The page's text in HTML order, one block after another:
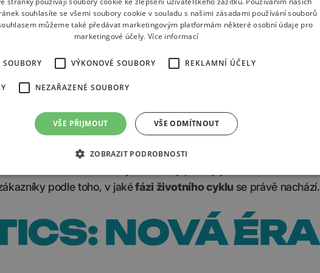
zákazníky. V marketingu se často mluví o tom, jak důležité
zlato se skrývá jinde:
kódů a newsletterů. Chytré značky posílají
podle toho, v jakéfázi životního cyklu se právě nachází.
NOVÁ ÉRA
souhlasíte se všemi soubory cookie v souladu s našimi zásadami používání souborů
můžeme také předávat marketingovým platformám některé osobní údaje pro
marketingové účely. Více informací
VÝKONOVÉ SOUBORY REKLAMNÍ ÚČELY
NEZAŘAZENÉ SOUBORY
VŠE PŘIJMOUT VŠE ODMÍTNOUT
ZOBRAZIT PODROBNOSTI